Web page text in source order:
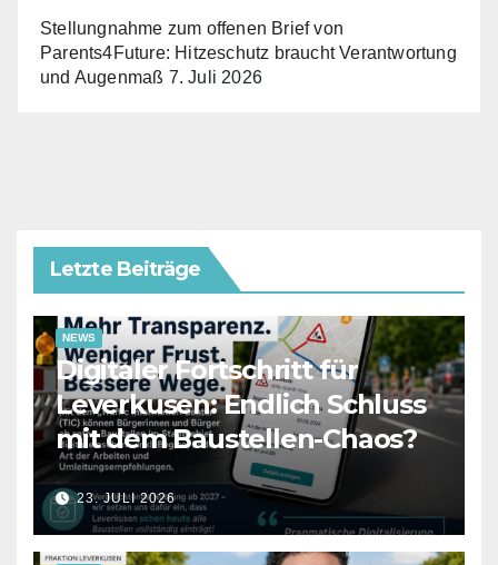
Stellungnahme zum offenen Brief von
Parents4Future: Hitzeschutz braucht Verantwortung
und Augenmaß 7. Juli 2026
Letzte Beiträge
NEWS
Digitaler Fortschritt für
Leverkusen: Endlich Schluss
mit dem Baustellen-Chaos?
23. JULI 2026